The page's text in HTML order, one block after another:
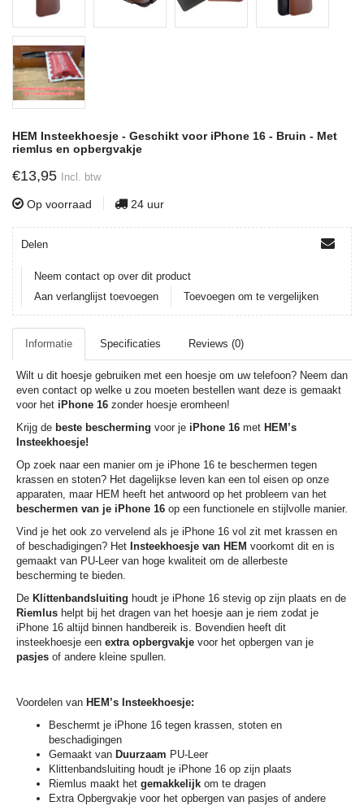
HEM Insteekhoesje - Geschikt voor iPhone 16 - Bruin - Met
riemlus en opbergvakje
€13,95 Incl. btw
Op voorraad 24 uur
Delen
Neem contact op over dit product
Aan verlanglijst toevoegen
Toevoegen om te vergelijken
Informatie Specificaties Reviews (0)
Wilt u dit hoesje gebruiken met een hoesje om uw telefoon? Neem dan
even contact op welke u zou moeten bestellen want deze is gemaakt
voor het iPhone 16 zonder hoesje eromheen!
Krijg de beste bescherming voor je iPhone 16 met HEM’s
Insteekhoesje!
Op zoek naar een manier om je iPhone 16 te beschermen tegen
krassen en stoten? Het dagelijkse leven kan een tol eisen op onze
apparaten, maar HEM heeft het antwoord op het probleem van het
beschermen van je iPhone 16 op een functionele en stijlvolle manier.
Vind je het ook zo vervelend als je iPhone 16 vol zit met krassen en
of beschadigingen? Het Insteekhoesje van HEM voorkomt dit en is
gemaakt van PU-Leer van hoge kwaliteit om de allerbeste
bescherming te bieden.
De Klittenbandsluiting houdt je iPhone 16 stevig op zijn plaats en de
Riemlus helpt bij het dragen van het hoesje aan je riem zodat je
iPhone 16 altijd binnen handbereik is. Bovendien heeft dit
insteekhoesje een extra opbergvakje voor het opbergen van je
pasjes of andere kleine spullen.
Voordelen van HEM’s Insteekhoesje:
Beschermt je iPhone 16 tegen krassen, stoten en
beschadigingen
Gemaakt van Duurzaam PU-Leer
Klittenbandsluiting houdt je iPhone 16 op zijn plaats
Riemlus maakt het gemakkelijk om te dragen
Extra Opbergvakje voor het opbergen van pasjes of andere